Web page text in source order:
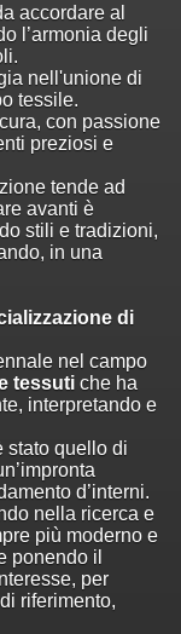
accordare al
l’armonia degli
nell'unione di
tessile.
con passione
preziosi e
tende ad
avanti è
stili e tradizioni,
in una
di
nel campo
tessuti che ha
interpretando e
stato quello di
d’interni.
nella ricerca e
più moderno e
ponendo il
per
riferimento,